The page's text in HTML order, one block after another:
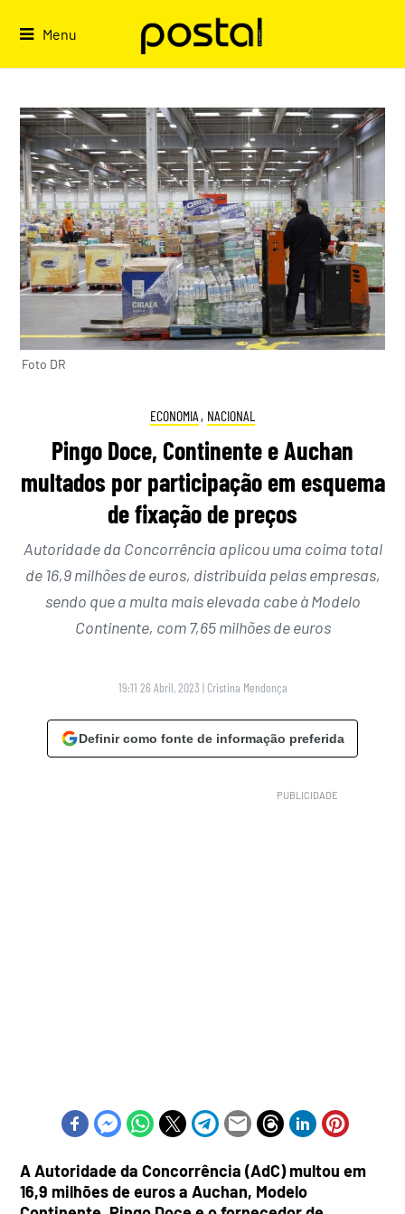
Menu
Foto DR
ECONOMIA , NACIONAL
Pingo Doce, Continente e Auchan
multados por participação em esquema
de fixação de preços
Autoridade da Concorrência aplicou uma coima total
de 16,9 milhões de euros, distribuída pelas empresas,
sendo que a multa mais elevada cabe à Modelo
Continente, com 7,65 milhões de euros
19:11 26 Abril, 2023 | Cristina Mendonça
Definir como fonte de informação preferida
A Autoridade da Concorrência (AdC) multou em
16,9 milhões de euros a Auchan, Modelo